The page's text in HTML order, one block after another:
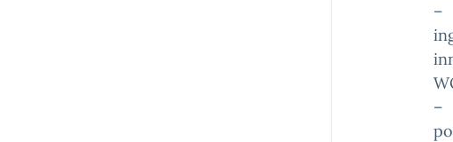
–
–